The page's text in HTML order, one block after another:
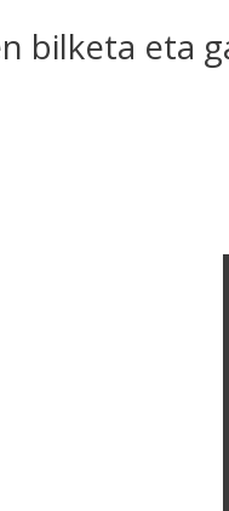
bilketa eta